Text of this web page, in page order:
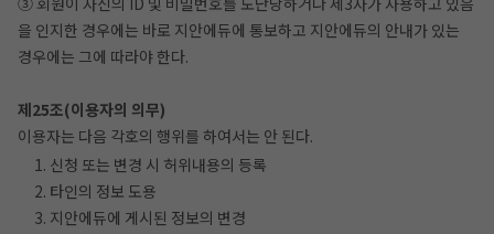
을 인지한 경우에는 바로 지안에듀에 통보하고 지안에듀의 안내가 있는
경우에는 그에 따라야 한다.
제25조(이용자의 의무)
이용자는 다음 각호의 행위를 하여서는 안 된다.
1. 신청 또는 변경 시 허위내용의 등록
2. 타인의 정보 도용
3. 지안에듀에 게시된 정보의 변경